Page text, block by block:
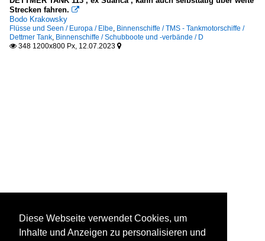
Strecken fahren. 
Bodo Krakowsky
Flüsse und Seen / Europa / Elbe, Binnenschiffe / TMS - Tankmotorschiffe /
Dettmer Tank, Binnenschiffe / Schubboote und -verbände / D
 348 1200x800 Px, 12.07.2023 
Diese Webseite verwendet Cookies, um
Inhalte und Anzeigen zu personalisieren und